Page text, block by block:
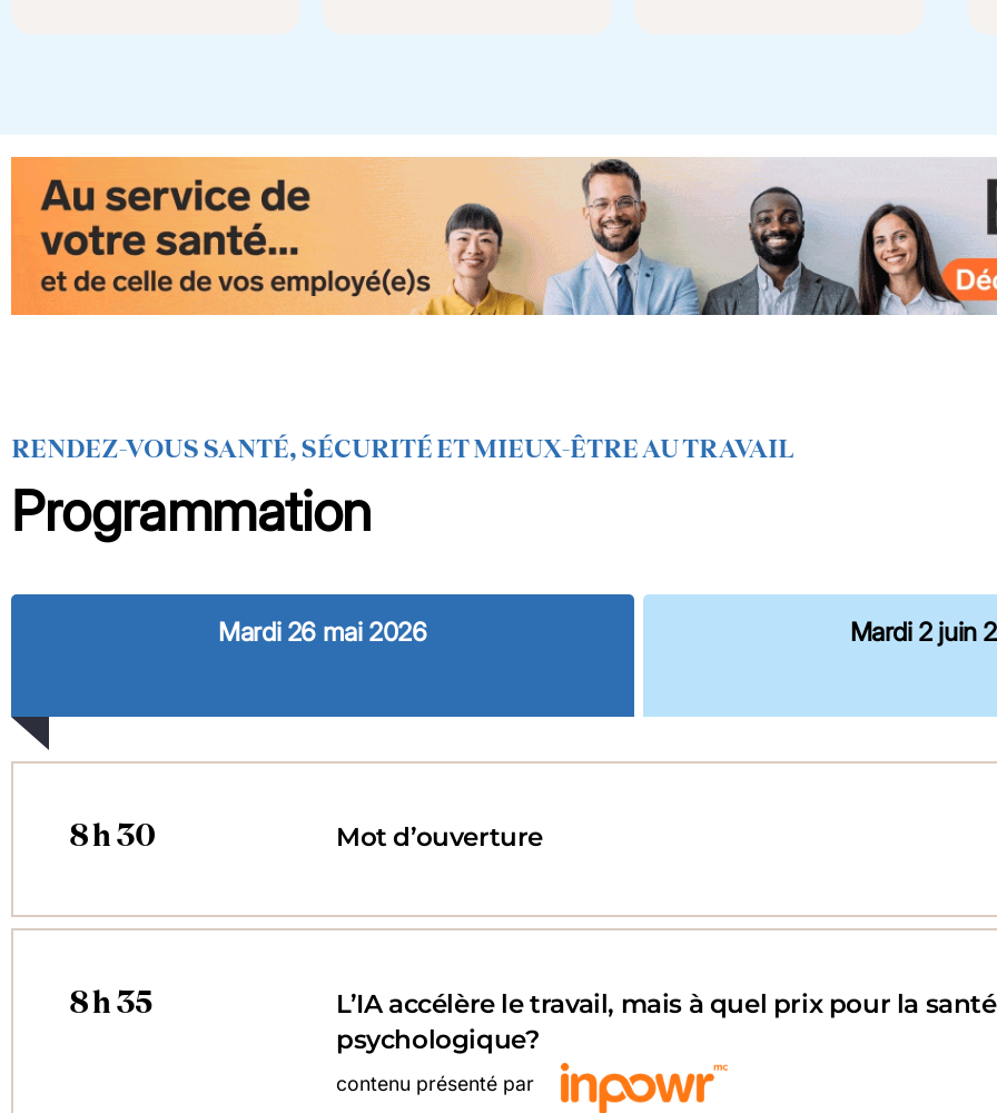
RENDEZ-VOUS SANTÉ, SÉCURITÉ ET MIEUX-ÊTRE AU TRAVAIL
Programmation
Mardi 26 mai 2026 Mardi 2 juin
8 h 30 Mot d’ouverture
8 h 35
L’IA accélère le travail, mais à quel prix pour la santé
psychologique?
contenu présenté par